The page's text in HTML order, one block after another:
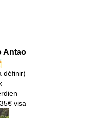
Antao
définir)
visa